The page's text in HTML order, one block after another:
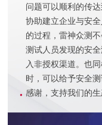
问题可以顺利的传
协助建立企业与安
的过程，雷神众测
测试人员发现的安
入非授权渠道。也
时，可以给予安全
感谢，支持我们的生